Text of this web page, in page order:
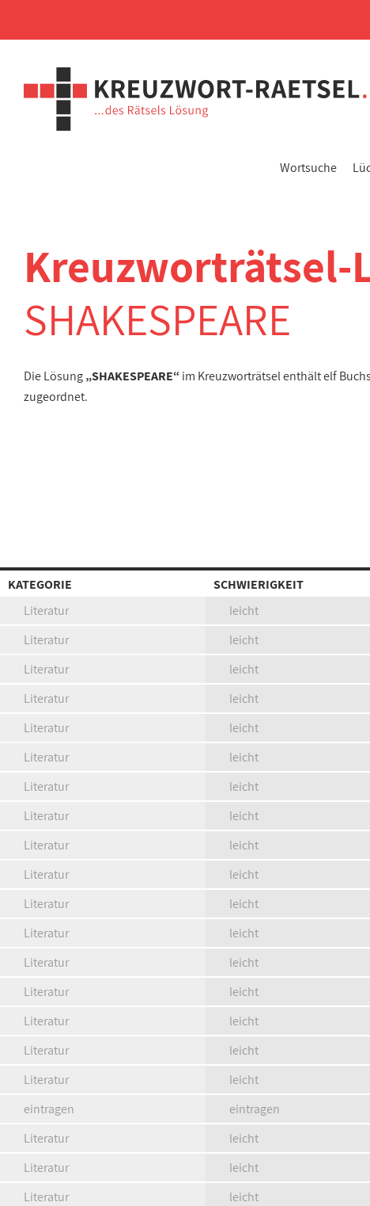
Wortsuche
Kreuzworträtsel-
SHAKESPEARE
Die Lösung„SHAKESPEARE“ im Kreuzworträtsel enthält elf
zugeordnet.
KATEGORIE SCHWIERIGKEIT
Literatur
leicht
Literatur
leicht
Literatur
leicht
Literatur
leicht
Literatur
leicht
Literatur
leicht
Literatur
leicht
Literatur
leicht
Literatur
leicht
Literatur
leicht
Literatur
leicht
Literatur
leicht
Literatur
leicht
Literatur
leicht
Literatur
leicht
Literatur
leicht
Literatur
leicht
eintragen
eintragen
Literatur
leicht
Literatur
leicht
Literatur
leicht